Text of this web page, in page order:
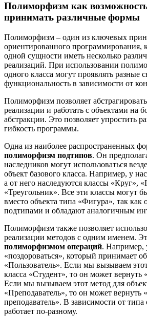
Полиморфизм как
принимать различные формы
Полиморфизм – один из ключевых
ориентированного программирования,
одной сущности иметь несколько
реализаций. При использовании
одного класса могут проявлять разные
функциональность в зависимости от
Полиморфизм позволяет
реализации и работать с объектами на
абстракции. Это позволяет упростить
гибкость программы.
Одна из наиболее распространенных
полиморфизм подтипов. Он
наследников могут использоваться
объект базового класса. Например, у
а от него наследуются классы «Круг»,
«Треугольник». Все эти классы могут
вместо объекта типа «Фигура», так как
подтипами и обладают аналогичным
Полиморфизм также позволяет
реализации методов с одним именем.
полиморфизмом операций. Например,
«поздороваться», который принимает
«Пользователь». Если мы вызываем
класса «Студент», то он может вернуть
Если мы вызываем этот метод для
«Преподаватель», то он может вернуть
преподаватель». В зависимости от типа
работает по-разному.